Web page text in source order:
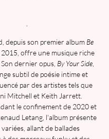
.
depuis son premier album Be
2015, offre une musique riche
dernier opus, By Your Side,
subtil de poésie intime et
par des artistes tels que
Mitchell et Keith Jarrett.
le confinement de 2020 et
Letang, l'album présente
variées, allant de ballades